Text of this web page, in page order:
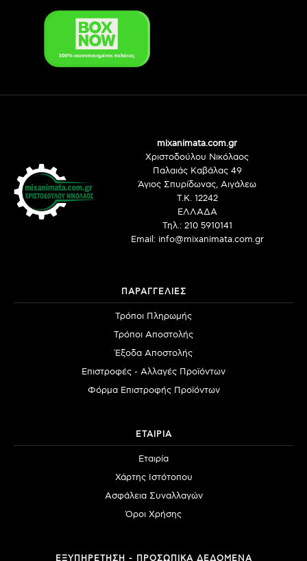
mixanimata.com.gr
Χριστοδούλου Νικόλαος
Παλαιάς Καβάλας 49
Άγιος Σπυρίδωνας, Αιγάλεω
Τ.Κ. 12242
ΕΛΛΑΔΑ
Τηλ.: 210 5910141
Email: info@mixanimata.com.gr
ΠΑΡΑΓΓΕΛΙΕΣ
Τρόποι Πληρωμής
Τρόποι Αποστολής
Έξοδα Αποστολής
Επιστροφές - Αλλαγές Προϊόντων
Φόρμα Επιστροφής Προϊόντων
ΕΤΑΙΡΙΑ
Εταιρία
Χάρτης Ιστότοπου
Ασφάλεια Συναλλαγών
Όροι Χρήσης
ΕΞΥΠΗΡΕΤΗΣΗ - ΠΡΟΣΩΠΙΚΑ ΔΕΔΟΜΕΝΑ